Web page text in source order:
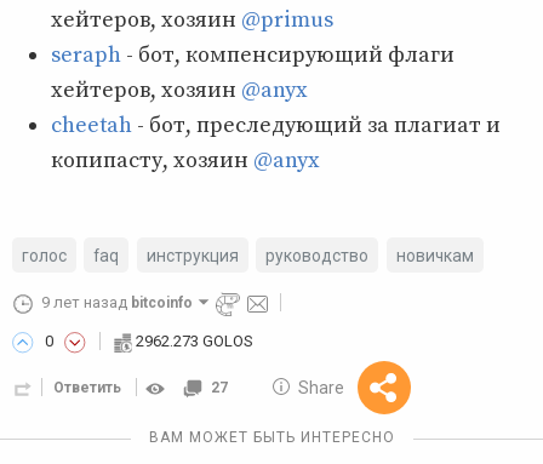
хейтеров, хозяин @primus
seraph - бот, компенсирующий флаги
хейтеров, хозяин @anyx
cheetah - бот, преследующий за плагиат и
копипасту, хозяин @anyx
голос faq инструкция руководство новичкам
9 лет назад bitcoinfo
0 2962.273 GOLOS
Ответить 27 Share
Reward
10 GOLOS
ВАМ МОЖЕТ БЫТЬ ИНТЕРЕСНО